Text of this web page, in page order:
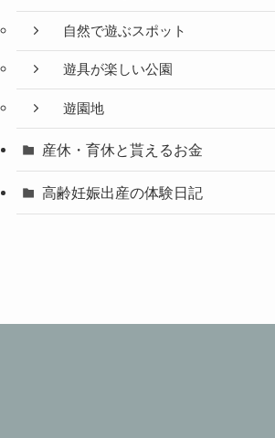
自然で遊ぶスポット
遊具が楽しい公園
遊園地
産休・育休と貰えるお金
高齢妊娠出産の体験日記